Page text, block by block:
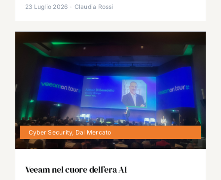
23 Luglio 2026 · Claudia Rossi
Cyber Security, Dal Mercato
Veeam nel cuore dell’era AI